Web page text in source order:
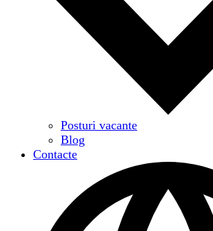
Posturi vacante
Blog
Contacte